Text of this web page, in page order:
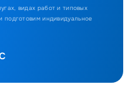
видах работ и типовых
подготовим индивидуальное